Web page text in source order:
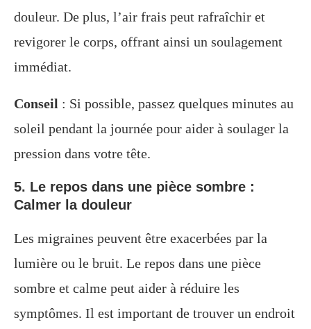
douleur. De plus, l’air frais peut rafraîchir et
revigorer le corps, offrant ainsi un soulagement
immédiat.
Conseil : Si possible, passez quelques minutes au
soleil pendant la journée pour aider à soulager la
pression dans votre tête.
5. Le repos dans une pièce sombre :
Calmer la douleur
Les migraines peuvent être exacerbées par la
lumière ou le bruit. Le repos dans une pièce
sombre et calme peut aider à réduire les
symptômes. Il est important de trouver un endroit